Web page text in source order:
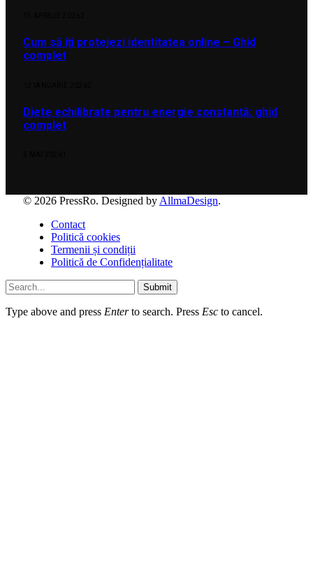
Cum să îți protejezi identitatea online – Ghid
complet
Diete echilibrate pentru energie constantă: ghid
complet
© 2026 PressRo. Designed by AllmaDesign.
Contact
Politică cookies
Termenii și condiții
Politică de Confidențialitate
Submit
Type above and press Enterto search. Press Esc to cancel.